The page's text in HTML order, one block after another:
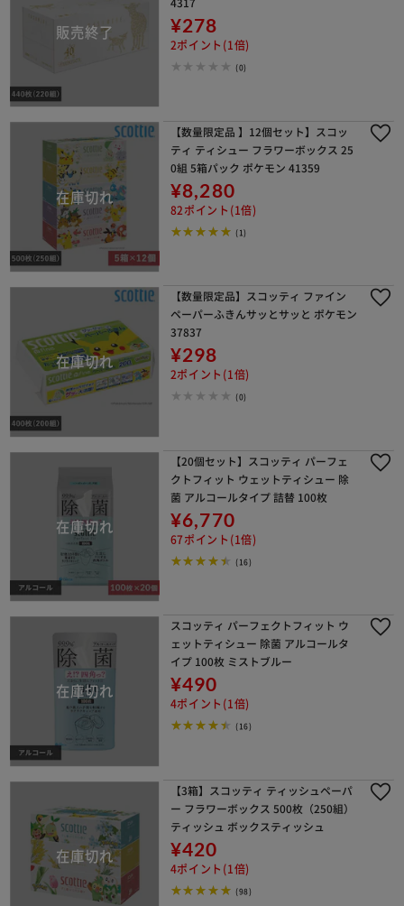
¥278
2ポイント(1倍)
(0)
【数量限定品 】12個セット】スコッ
ティ ティシュー フラワーボックス 25
0組 5箱パック ポケモン 41359
¥8,280
82ポイント(1倍)
(1)
【数量限定品】スコッティ ファイン
ペーパーふきんサッとサッと ポケモン
37837
¥298
2ポイント(1倍)
(0)
【20個セット】スコッティ パーフェ
クトフィット ウェットティシュー 除
菌 アルコールタイプ 詰替 100枚
¥6,770
67ポイント(1倍)
(16)
スコッティ パーフェクトフィット ウ
ェットティシュー 除菌 アルコールタ
イプ 100枚 ミストブルー
¥490
4ポイント(1倍)
(16)
【3箱】スコッティ ティッシュペーパ
ー フラワーボックス 500枚（250組）
ティッシュ ボックスティッシュ
¥420
4ポイント(1倍)
(98)